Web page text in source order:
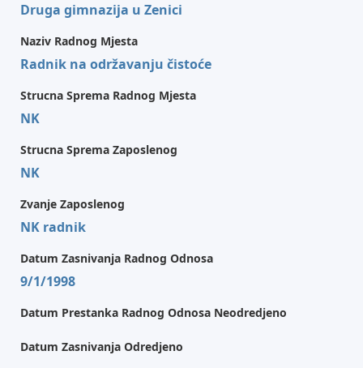
Druga gimnazija u Zenici
Naziv Radnog Mjesta
Radnik na održavanju čistoće
Strucna Sprema Radnog Mjesta
NK
Strucna Sprema Zaposlenog
NK
Zvanje Zaposlenog
NK radnik
Datum Zasnivanja Radnog Odnosa
9/1/1998
Datum Prestanka Radnog Odnosa Neodredjeno
Datum Zasnivanja Odredjeno